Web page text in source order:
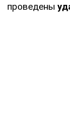
проведены